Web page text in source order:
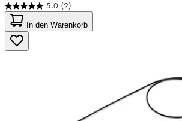
5.0 (2)
5.0
von
5
Sternen.
2
In den Warenkorb